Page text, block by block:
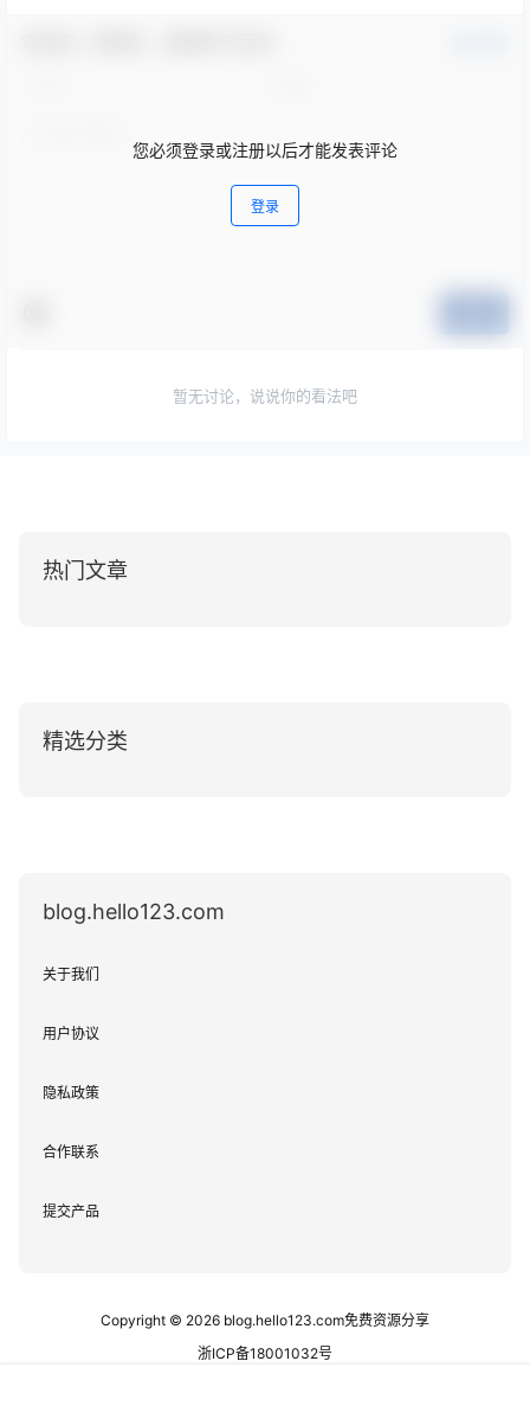
您必须登录或注册以后才能发表评论
登录
暂无讨论，说说你的看法吧
热门文章
精选分类
blog.hello123.com
关于我们
用户协议
隐私政策
合作联系
提交产品
Copyright © 2026 blog.hello123.com免费资源分享
浙ICP备18001032号